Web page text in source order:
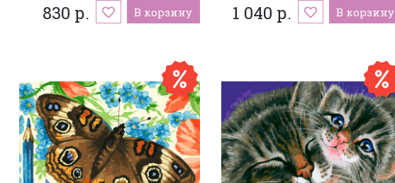
830 р. В корзину 1 040 р. В корзину